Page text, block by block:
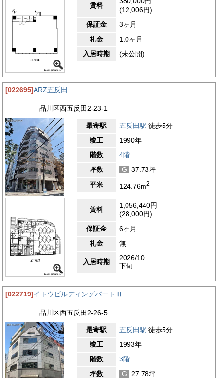
賃料
(12,006円)
保証金
3ヶ月
礼金
1.0ヶ月
入居時期
(未公開)
[022695]ARZ五反田
品川区西五反田2-23-1
最寄駅 五反田駅 徒歩5分
竣工
1990年
階数
4階
坪数
G
37.73坪
平米
124.76m2
賃料
1,056,440円
(28,000円)
保証金
6ヶ月
礼金
無
入居時期
2026/10
下旬
[022719]イトウビルディングパートⅢ
品川区西五反田2-26-5
最寄駅 五反田駅 徒歩5分
竣工
1993年
階数
3階
坪数
G
27.78坪